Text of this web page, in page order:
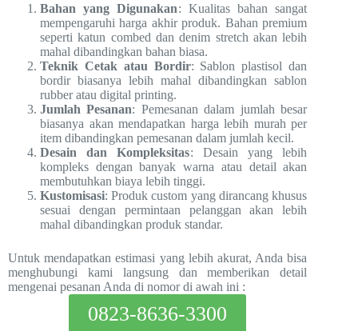
Bahan yang Digunakan: Kualitas bahan sangat
mempengaruhi harga akhir produk. Bahan premium
seperti katun combed dan denim stretch akan lebih
mahal dibandingkan bahan biasa.
Teknik Cetak atau Bordir: Sablon plastisol dan
bordir biasanya lebih mahal dibandingkan sablon
rubber atau digital printing.
Jumlah Pesanan: Pemesanan dalam jumlah besar
biasanya akan mendapatkan harga lebih murah per
item dibandingkan pemesanan dalam jumlah kecil.
Desain dan Kompleksitas: Desain yang lebih
kompleks dengan banyak warna atau detail akan
membutuhkan biaya lebih tinggi.
Kustomisasi: Produk custom yang dirancang khusus
sesuai dengan permintaan pelanggan akan lebih
mahal dibandingkan produk standar.
Untuk mendapatkan estimasi yang lebih akurat, Anda bisa
menghubungi kami langsung dan memberikan detail
mengenai pesanan Anda di nomor di awah ini :
0823-8636-3300